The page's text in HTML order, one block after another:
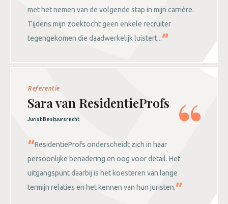
met het nemen van de volgende stap in mijn carrière.
Tijdens mijn zoektocht geen enkele recruiter
tegengekomen die daadwerkelijk luistert...
Referentie
Sara van ResidentieProfs
Jurist Bestuursrecht
ResidentieProfs onderscheidt zich in haar
persoonlijke benadering en oog voor detail. Het
uitgangspunt daarbij is het koesteren van lange
termijn relaties en het kennen van hun juristen.